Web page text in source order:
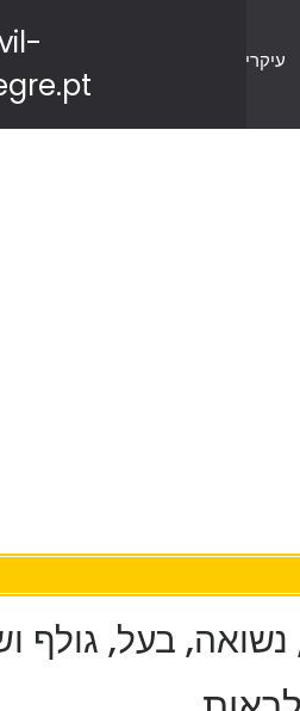
עיקרי
בעל, גולף